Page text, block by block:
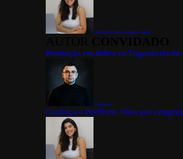
Nutricionista Jordana Lessa
Promoção em dobro na Engenharia do
Everton
Conheça o Psyllium: fibra que